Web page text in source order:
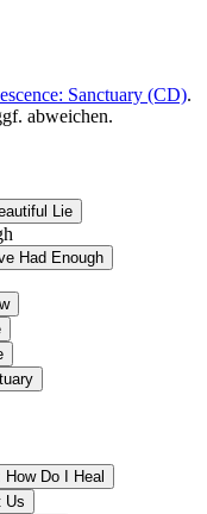
Sanctuary (CD).
abweichen.
Lie
Had Enough
How Do I Heal
Us